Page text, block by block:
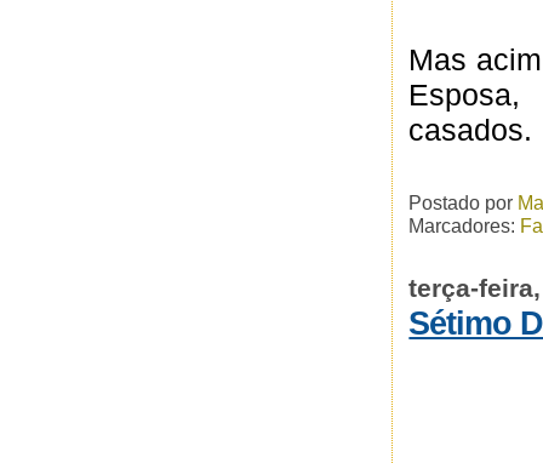
Mas
casados.
Postado por
Marcadores:
terça-
Sétimo